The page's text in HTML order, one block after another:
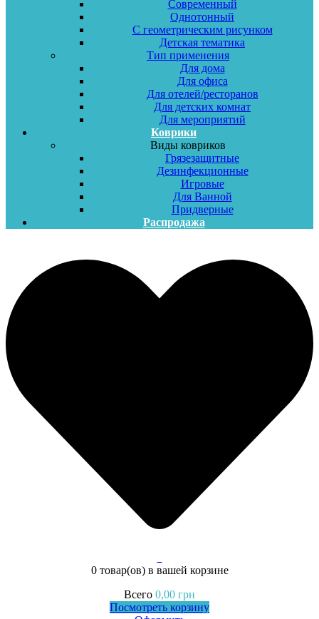
Современный
Однотонный
С геометрическим рисунком
Детская тематика
Тип применения
Для дома
Для офиса
Для отелей/ресторанов
Для детских комнат
Для мероприятий
Коврики
Виды ковриков
Грязезащитные
Дезинфекционные
Игровые
Для Ванной
Придверные
Распродажа
0 товар(ов)в вашей корзине
Всего 0,00 грн
Посмотреть корзину